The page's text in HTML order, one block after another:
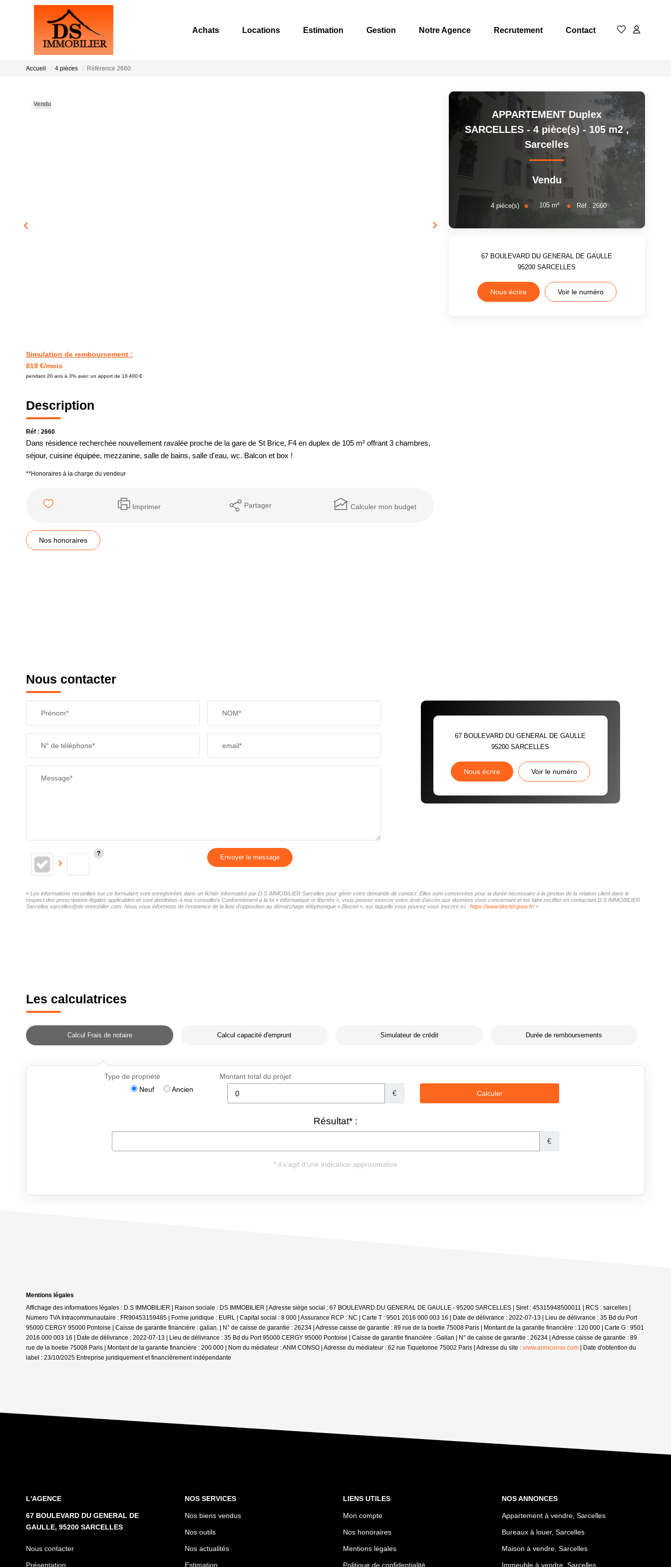
Achats Locations Estimation Gestion Notre Agence Recrutement Contact
Accueil 4 pièces Référence 2660
Vendu
Simulation de remboursement :
819 €/mois
pendant 20 ans à 3% avec un apport de 16 400 €
Description
Réf : 2660
Dans résidence recherchée nouvellement ravalée proche de la gare de St Brice, F4 en duplex de 105 m² offrant 3 chambres,
séjour, cuisine équipée, mezzanine, salle de bains, salle d'eau, wc. Balcon et box !
**Honoraires à la charge du vendeur
Imprimer Partager Calculer mon budget
Nos honoraires
APPARTEMENT Duplex
SARCELLES - 4 pièce(s) - 105 m2,
Sarcelles
Vendu
4pièce(s) 105 m² Réf : 2660
67 BOULEVARD DU GENERAL DE GAULLE
95200SARCELLES
Nous écrire Voir le numéro
Nous contacter
Prénom* NOM*
N° de téléphone* email*
Message*
Envoyer le message
67 BOULEVARD DU GENERAL DE GAULLE
95200SARCELLES
Nous écrire Voir le numéro
« Les informations recueillies sur ce formulaire sont enregistrées dans un fichier informatisé par D.S IMMOBILIER Sarcelles pour gérer votre demande de contact. Elles sont conservées pour la durée nécessaire à la gestion de la relation client dans le
respect des prescriptions légales applicables et sont destinées à nos conseillers Conformément à la loi « informatique et libertés », vous pouvez exercer votre droit d'accès aux données vous concernant et les faire rectifier en contactant D.S IMMOBILIER
Sarcelles sarcelles@ds-immobilier.com. Nous vous informons de l'existence de la liste d'opposition au démarchage téléphonique « Bloctel », sur laquelle vous pouvez vous inscrire ici : https://www.bloctel.gouv.fr/»
Les calculatrices
Calcul Frais de notaire Calcul capacité d'emprunt Simulateur de crédit Durée de remboursements
Mentions légales
Affichage des informations légales : D.S IMMOBILIER | Raison sociale : DS IMMOBILIER | Adresse siège social : 67 BOULEVARD DU GENERAL DE GAULLE - 95200 SARCELLES | Siret : 45315948500011 | RCS : sarcelles |
Numero TVA Intracommunautaire : FR90453159485 | Forme juridique : EURL | Capital social : 8 000 | Assurance RCP : NC | Carte T : 9501 2016 000 003 16 | Date de délivrance : 2022-07-13 | Lieu de délivrance : 35 Bd du Port
95000 CERGY 95000 Pontoise | Caisse de garantie financière : galian. | N° de caisse de garantie : 26234 | Adresse caisse de garantie : 89 rue de la boetie 75008 Paris | Montant de la garantie financière : 120 000 | Carte G : 9501
2016 000 003 16 | Date de délivrance : 2022-07-13 | Lieu de délivrance : 35 Bd du Port 95000 CERGY 95000 Pontoise | Caisse de garantie financière : Galian | N° de caisse de garantie : 26234 | Adresse caisse de garantie : 89
rue de la boetie 75008 Paris | Montant de la garantie financière : 200 000 | Nom du médiateur : ANM CONSO | Adresse du médiateur : 62 rue Tiquetonne 75002 Paris | Adresse du site : www.anmconso.com | Date d'obtention du
label : 23/10/2025 Entreprise juridiquement et financièrement indépendante
L'AGENCE
67 BOULEVARD DU GENERAL DE
GAULLE, 95200 SARCELLES
Nous contacter
Présentation
NOS SERVICES
Nos biens vendus
Nos outils
Nos actualités
Estimation
LIENS UTILES
Mon compte
Nos honoraires
Mentions légales
Politique de confidentialité
NOS ANNONCES
Appartement à vendre, Sarcelles
Bureaux à louer, Sarcelles
Maison à vendre, Sarcelles
Immeuble à vendre, Sarcelles